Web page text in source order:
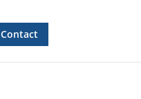
Contact